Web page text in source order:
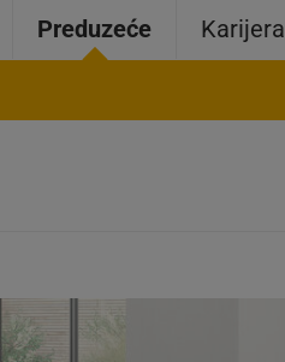
Preduzeće Karijera